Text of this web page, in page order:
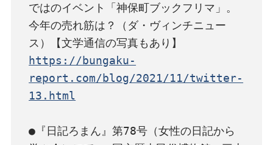
ではのイベント「神保町ブックフリマ」。
今年の売れ筋は？（ダ・ヴィンチニュー
https://bungaku-
report.com/blog/2021/11/twitter-
13.html
●『日記ろまん』第78号（女性の日記から